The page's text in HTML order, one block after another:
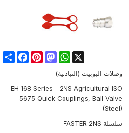
Share
FacebookPinterest
Mastodon
WhatsApp X
وصلات البوبيت (التبادلية)
EH 168 Series - 2NS Agricultural ISO
5675 Quick Couplings, Ball Valve
(Steel)
سلسلة FASTER 2NS